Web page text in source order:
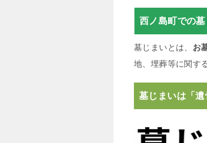
西ノ島町での
墓じまいとは、 お
地、埋葬等に関す
墓じまいは「